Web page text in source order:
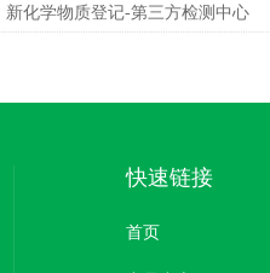
新化学物质登记-第三方检测中心
快速链接
首页